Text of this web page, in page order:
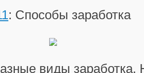
: Способы заработка
виды заработка.